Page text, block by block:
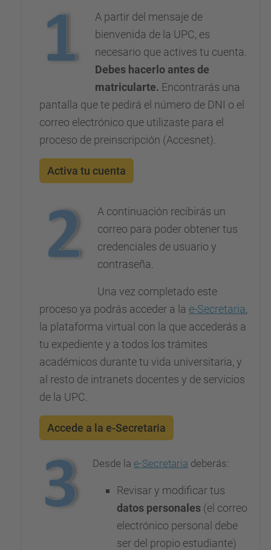
A partir del mensaje de
bienvenida de la UPC, es
necesario que actives tu cuenta.
Debes hacerlo antes de
matricularte. Encontrarás una
pantalla que te pedirá el número de DNI o el
correo electrónico que utilizaste para el
proceso de preinscripción (Accesnet).
Activa tu cuenta
A continuación recibirás un
correo para poder obtener tus
credenciales de usuario y
contraseña.
Una vez completado este
proceso ya podrás acceder a la e-Secretaria,
la plataforma virtual con la que accederás a
tu expediente y a todos los trámites
académicos durante tu vida universitaria, y
al resto de intranets docentes y de servicios
de la UPC.
Accede a la e-Secretaria
Desde la e-Secretaria deberás:
Revisar y modificar tus
datos personales (el correo
electrónico personal debe
ser del propio estudiante)